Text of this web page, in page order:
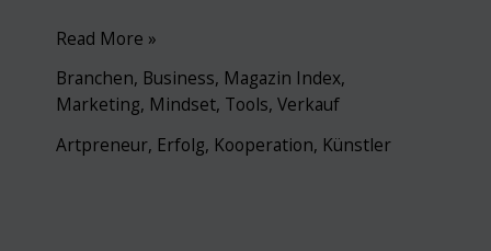
Google
Der
unsichtbare
Assistent,
Read More »
Branchen, Business, Magazin Index,
Marketing, Mindset, Tools,Verkauf
Artpreneur, Erfolg, Kooperation, Künstler